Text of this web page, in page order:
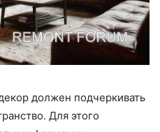
должен подчеркивать
Для этого